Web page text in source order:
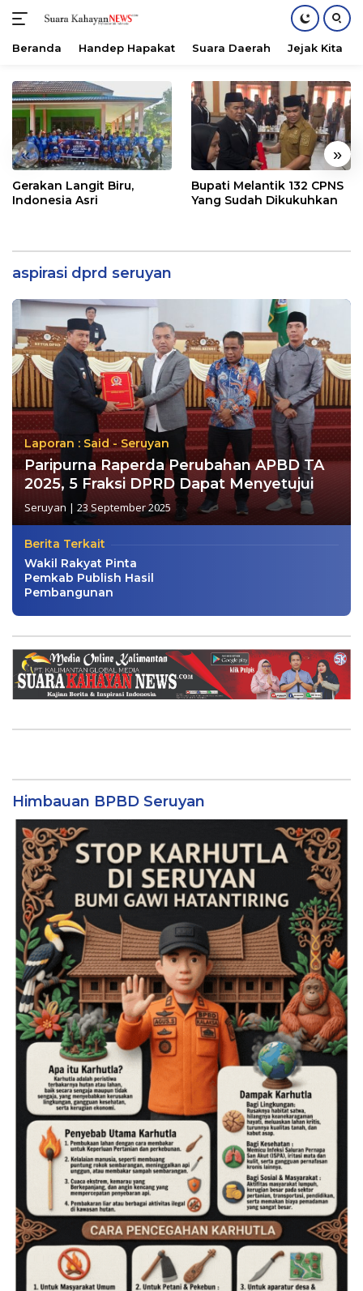
konten
Beranda Handep Hapakat Suara Daerah Jejak Kita
« »
Gerakan Langit Biru,
Indonesia Asri
Bupati Melantik 132 CPNS
Yang Sudah Dikukuhkan
aspirasi dprd seruyan
Laporan : Said - Seruyan
Paripurna Raperda Perubahan APBD TA
2025, 5 Fraksi DPRD Dapat Menyetujui
Seruyan | 23 September 2025
Berita Terkait
Wakil Rakyat Pinta
Pemkab Publish Hasil
Pembangunan
Himbauan BPBD Seruyan